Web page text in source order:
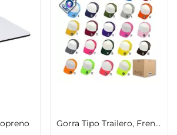
Gorra Tipo Trailero, Frente Blanco 50 piezas